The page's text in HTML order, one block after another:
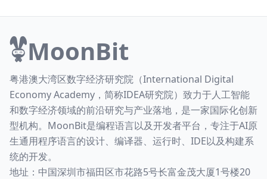
MoonBit
粤港澳大湾区数字经济研究院（International Digital
Economy Academy，简称IDEA研究院）致力于人工智能
和数字经济领域的前沿研究与产业落地，是一家国际化创新
型机构。MoonBit是编程语言以及开发者平台，专注于AI原
生通用程序语言的设计、编译器、运行时、IDE以及构建系
统的开发。
地址：中国深圳市福田区市花路5号长富金茂大厦1号楼20